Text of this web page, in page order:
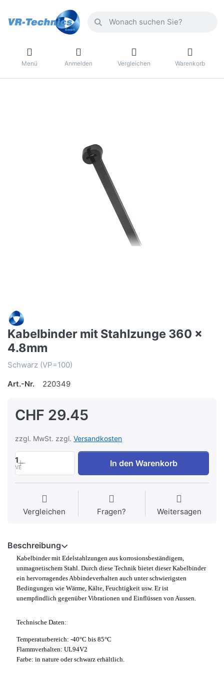
Menü Anmelden Vergleichen Warenkorb
Kabelbinder mit Stahlzunge 360 x
4.8mm
Schwarz (VP=100)
Art.-Nr.
220349
CHF 29.45
zzgl. MwSt. zzgl. Versandkosten
1
VE In den Warenkorb
Vergleichen Fragen? Weitersagen
Beschreibung
Kabelbinder mit Edelstahlzungen aus korrosionsbeständigem,
unmagnetischem Stahl. Durch diese Technik bietet dieser Kabelbinder
ein hervorragendes Abbindeverhalten auch unter schwierigsten
Bedingungen wie Wärme, Kälte, Feuchtigkeit usw. Er ist
unempfindlich gegenüber Vibrationen und Einflüssen von Aussen.
Technische Daten:
Temperaturbereich: -40°C bis 85°C
Flammverhalten: UL94V2
Farbe: in nature oder schwarz erhältlich.